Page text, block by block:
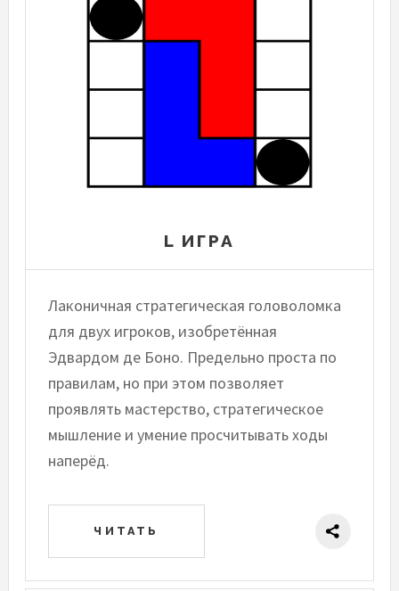
L ИГРА
Лаконичная стратегическая головоломка
для двух игроков, изобретённая
Эдвардом де Боно. Предельно проста по
правилам, но при этом позволяет
проявлять мастерство, стратегическое
мышление и умение просчитывать ходы
наперёд.
ЧИТАТЬ